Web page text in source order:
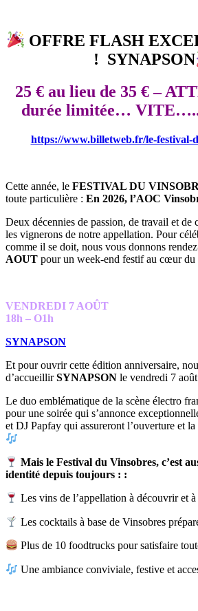
OFFRE FLASH
! SYNAPSON
25 € au lieu de 35 € –
durée limitée… VITE…..
https://www.billetweb.fr/le-festival-
Cette année, le FESTIVAL DU
toute particulière : En 2026, l’AOC
Deux décennies de passion, de travail et de
les vignerons de notre appellation. Pour
comme il se doit, nous vous donnons
AOUT pour un week-end festif au cœur du
VENDREDI 7 AOÛT
18h – O1h
SYNAPSON
Et pour ouvrir cette édition anniversaire,
d’accueillirSYNAPSON le vendredi 7
Le duo emblématique de la scène électro
pour une soirée qui s’annonce
et DJ Papfay qui assureront l’ouverture et
Mais le Festival du Vinsobres, c’est
identité depuis toujours : :
Les vins de l’appellation à découvrir et à
Les cocktails à base de Vinsobres
Plus de 10 foodtrucks pour satisfaire
Une ambiance conviviale, festive et